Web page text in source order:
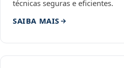
técnicas seguras e eficientes.
SAIBA MAIS